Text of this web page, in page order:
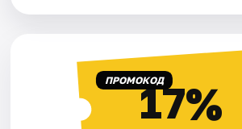
ПРОМОКОД17%